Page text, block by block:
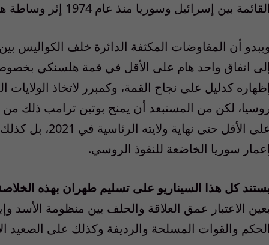
القائمة بين إسرائيل وسوريا منذ عام 1974 إثر وساطة هنري كيسنجر بعد حرب 1973”.
ويبدو أن المفاوضات المكثفة الدائرة خلف
إلى اتفاق واحد هام على الأقل في قمة هلسنكي بخصوص
إظهاره كدليل على نجاح القمة، وكمبرر لاتخاذ
لكن من المستبعد أن يمنح بوتين ترامب ذلك
على الأقل حتى
إعمار سوريا الخاضعة للنفوذ الروسي.
كل هذا السيناريو على تسليم طهران بهذه
بعين الاعتبار عمق العلاقة والحلف بين منظومة الأسد
الحكم والقوات المسلحة والرديفة وكذلك على الصعيد